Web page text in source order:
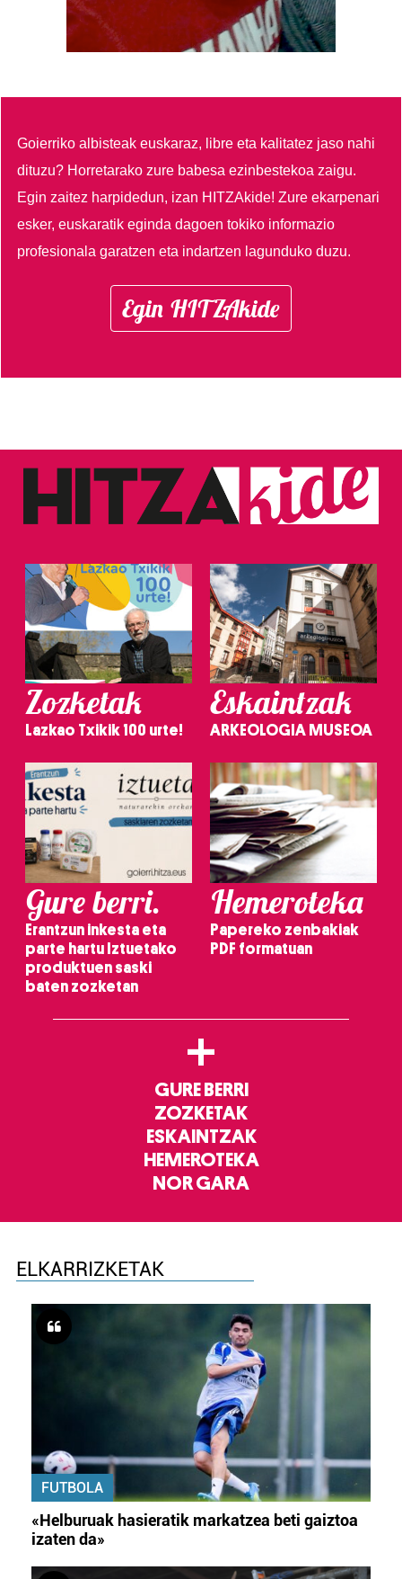
Goierriko albisteak euskaraz, libre eta kalitatez jaso nahi
dituzu? Horretarako zure babesa ezinbestekoa zaigu.
Egin zaitez harpidedun, izan HITZAkide!Zure ekarpenari
esker, euskaratik eginda dagoen tokiko informazio
profesionala garatzen eta indartzen lagunduko duzu.
Egin HITZAkide
Zozketak
Lazkao Txikik 100 urte!
Eskaintzak
ARKEOLOGIA MUSEOA
Gure berri.
Erantzun inkesta eta
parte hartu Iztuetako
produktuen saski
baten zozketan
Hemeroteka
Papereko zenbakiak
PDF formatuan
+
GURE BERRI
ZOZKETAK
ESKAINTZAK
HEMEROTEKA
NOR GARA
ELKARRIZKETAK
FUTBOLA
«Helburuak hasieratik markatzea beti gaiztoa
izaten da»